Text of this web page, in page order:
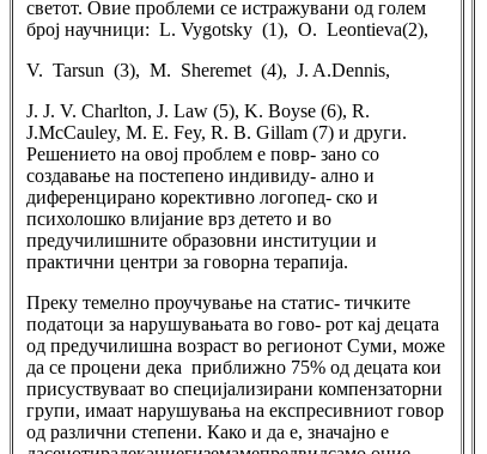
светот. Овие проблеми се истражувани од голем
број научници: L. Vygotsky (1), О. Leontieva(2),
V. Tarsun (3), М. Sheremet (4), J. A.Dennis,
J. J. V. Charlton, J. Law (5), K. Boyse (6), R.
J.McCauley, M. E. Fey, R. B. Gillam (7) и други.
Решението на овој проблем е повр- зано со
создавање на постепено индивиду- ално и
диференцирано корективно логопед- ско и
психолошко влијание врз детето и во
предучилишните образовни институции и
практични центри за говорна терапија.
Преку темелно проучување на статис- тичките
податоци за нарушувањата во гово- рот кај децата
од предучилишна возраст во регионот Суми, може
да се процени дека приближно 75% од децата кои
присуствуваат во специјализирани компензаторни
групи, имаат нарушувања на експресивниот говор
од различни степени. Како и да е, значајно е